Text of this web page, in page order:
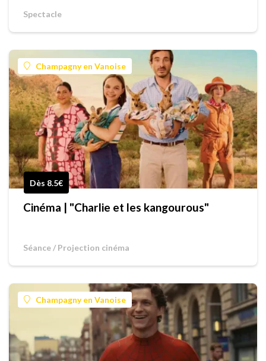
Spectacle
Champagny en Vanoise
Dès 8.5€
Cinéma | "Charlie et les kangourous"
Séance / Projection cinéma
Champagny en Vanoise